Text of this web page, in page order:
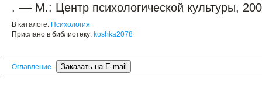
. –– М.: Центр психологической культуры,
В каталоге: Психология
Прислано в библиотеку: koshka2078
Оглавление